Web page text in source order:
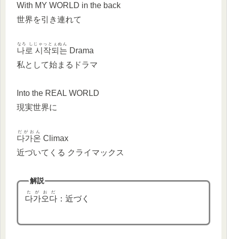
With MY WORLD in the back
世界を引き連れて
나로 시작되는
なろ しじゃっとぇぬん
Drama
私として始まるドラマ
Into the REAL WORLD
現実世界に
다가온
だがおん
Climax
近づいてくる クライマックス
解説
다가오다
たがおだ
：近づく